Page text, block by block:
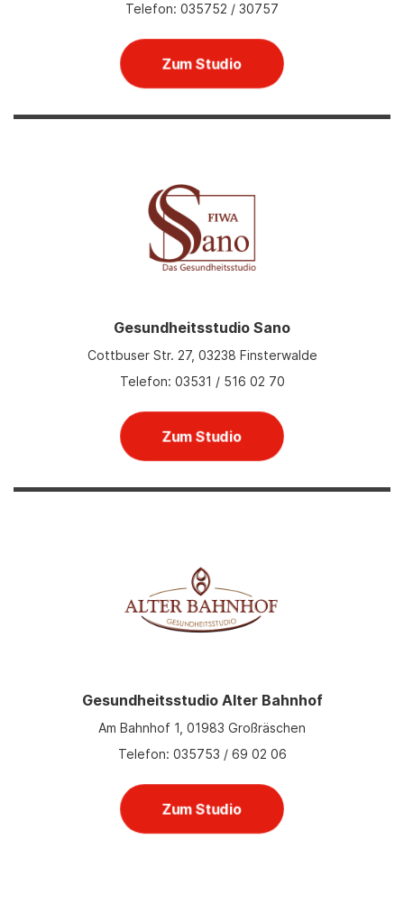
Telefon: 035752 / 30757
Zum Studio
Gesundheitsstudio Sano
Cottbuser Str. 27, 03238 Finsterwalde
Telefon: 03531 / 516 02 70
Zum Studio
Gesundheitsstudio Alter Bahnhof
Am Bahnhof 1, 01983 Großräschen
Telefon: 035753 / 69 02 06
Zum Studio